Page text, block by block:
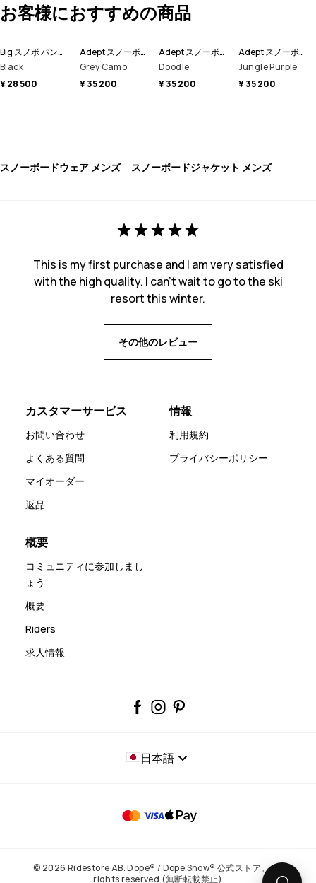
お客様におすすめの商品
Big スノボ パンツ メンズ
Black
¥ 28 500
Adept スノーボードジャケット メンズ
Grey Camo
¥ 35 200
Adept スノーボードジャケット メンズ
Doodle
¥ 35 200
Adept スノーボードジャケット メンズ
Jungle Purple
¥ 35 200
スノーボードウェア メンズ スノーボードジャケット メンズ
This is my first purchase and I am very satisfied
with the high quality. I can't wait to go to the ski
resort this winter.
その他のレビュー
カスタマーサービス
お問い合わせ
よくある質問
マイオーダー
返品
情報
利用規約
プライバシーポリシー
概要
コミュニティに参加しまし
ょう
概要
Riders
求人情報
日本語
© 2026 Ridestore AB. Dope® / Dope Snow® 公式ストア。 All
rights reserved (無断転載禁止)